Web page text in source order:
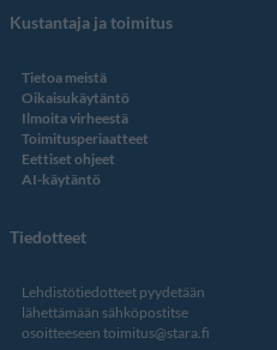
Kustantaja ja toimitus
Tietoa meistä
Oikaisukäytäntö
Ilmoita virheestä
Toimitusperiaatteet
Eettiset ohjeet
AI-käytäntö
Tiedotteet
Lehdistötiedotteet pyydetään
lähettämään sähköpostitse
osoitteeseen toimitus@stara.fi